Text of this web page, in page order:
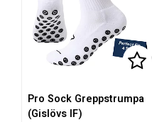
Pro Sock Greppstrumpa
(Gislövs IF)